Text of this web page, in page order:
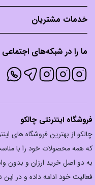
خدمات مشتریان
ما را در شبکه‌های اجتماعی
فروشگاه اینترنتی چالکو
چالکو از بهترین فروشگاه های
که همه محصولات خود را با
به دو اصل خرید ارزان‌ و بدون
فعالیت خود ادامه داده و در